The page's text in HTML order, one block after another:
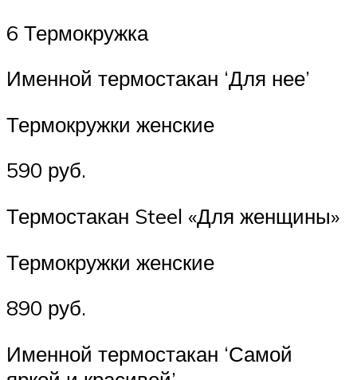
6 Термокружка
Именной термостакан ‘Для нее’
Термокружки женские
590 руб.
Термостакан Steel «Для женщины»
Термокружки женские
890 руб.
Именной термостакан ‘Самой